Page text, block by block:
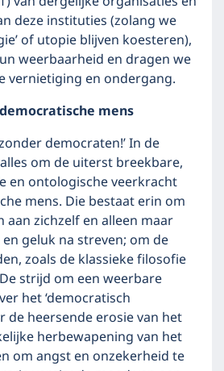
deze instituties (zolang we
of utopie blijven koesteren),
weerbaarheid en dragen we
vernietiging en ondergang.
mens
democraten!’ In de
om de uiterst breekbare,
en ontologische veerkracht
mens. Die bestaat erin om
aan zichzelf en alleen maar
geluk na streven; om de
zoals de klassieke filosofie
strijd om een weerbare
het ‘democratisch
de heersende erosie van het
herbewapening van het
om angst en onzekerheid te